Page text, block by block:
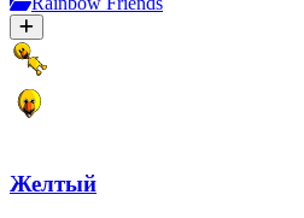
Желтый